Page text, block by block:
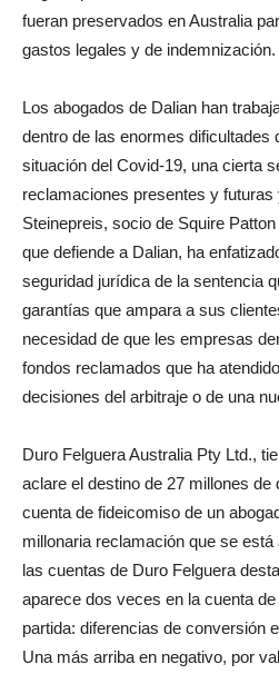
fueran preservados en Australia
gastos legales y de indemnización.
Los abogados de Dalian han
dentro de las enormes dificultades
situación del Covid-19, una cierta
reclamaciones presentes y futuras
Steinepreis, socio de Squire
que defiende a Dalian, ha
seguridad jurídica de la sentencia
garantías que ampara a sus
necesidad de que les empresas
fondos reclamados que ha
decisiones del arbitraje o de una
Duro Felguera Australia Pty Ltd.,
aclare el destino de 27 millones de
cuenta de fideicomiso de un
millonaria reclamación que se
las cuentas de Duro Felguera
aparece dos veces en la cuenta
partida: diferencias de conversión
Una más arriba en negativo, por